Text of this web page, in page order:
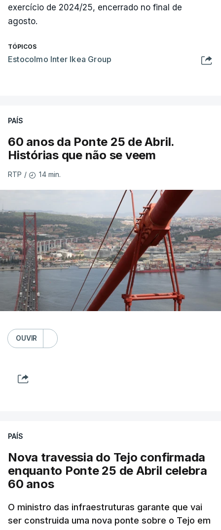
exercício de 2024/25, encerrado no final de
agosto.
TÓPICOS
Estocolmo Inter Ikea Group
PAÍS
60 anos da Ponte 25 de Abril.
Histórias que não se veem
RTP / 14 min.
OUVIR
PAÍS
Nova travessia do Tejo confirmada
enquanto Ponte 25 de Abril celebra
60 anos
O ministro das infraestruturas garante que vai
ser construida uma nova ponte sobre o Tejo em